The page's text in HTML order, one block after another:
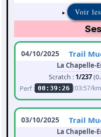
Voir
04/10/2025 Trail
La Chapelle-
Scratch : 1/237
Perf : 00:39:26 (03:57/
03/10/2025 Trail
La Chapelle-